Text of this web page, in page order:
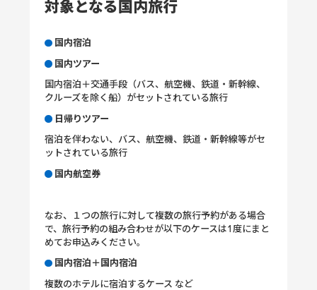
対象となる国内旅行
国内宿泊
国内ツアー
国内宿泊＋交通手段（バス、航空機、鉄道・新幹線、
クルーズを除く船）がセットされている旅行
日帰りツアー
宿泊を伴わない、バス、航空機、鉄道・新幹線等がセ
ットされている旅行
国内航空券
なお、１つの旅行に対して複数の旅行予約がある場合
で、旅行予約の組み合わせが以下のケースは1度にまと
めてお申込みください。
国内宿泊＋国内宿泊
複数のホテルに宿泊するケース など